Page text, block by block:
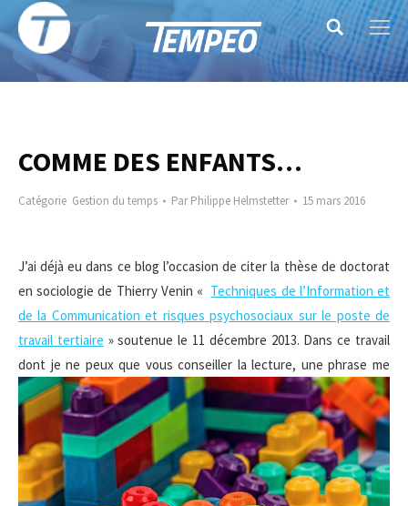
Search:
COMME DES ENFANTS…
Catégorie Gestion du temps ParPhilippe Helmstetter 15 mars 2016
J’ai déjà eu dans ce blog l’occasion de citer la thèse de doctorat
en sociologie de Thierry Venin « Techniques de l’Information et
de la Communication et risques psychosociaux sur le poste de
travail tertiaire » soutenue le 11 décembre 2013. Dans ce travail
dont je ne peux que vous conseiller la lecture, une phrase me